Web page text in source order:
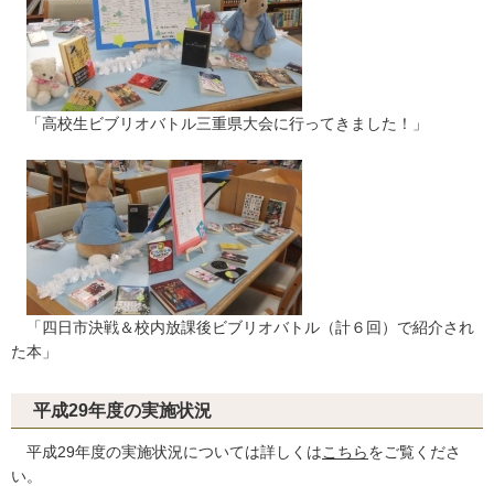
「高校生ビブリオバトル三重県大会に行ってきました！」
「四日市決戦＆校内放課後ビブリオバトル（計６回）で紹介され
た本」
平成29年度の実施状況
平成29年度の実施状況については詳しくはこちらをご覧くださ
い。